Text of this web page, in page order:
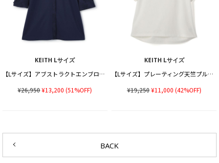
KEITH Lサイズ
【Lサイズ】アブストラクトエンブロイダリーカットソー
¥26,950¥13,200 (51%OFF)
KEITH Lサイズ
【Lサイズ】プレーティング天竺プルオーバーカットソー
¥19,250¥11,000 (42%OFF)
BACK